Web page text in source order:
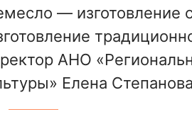
— изготовление
АНО
Елена